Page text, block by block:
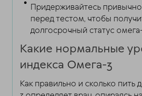
Придерживайтесь
перед тестом, чтобы
долгосрочный статус
Какие нормальные
индекса Омега-3
Как правильно и сколько пить